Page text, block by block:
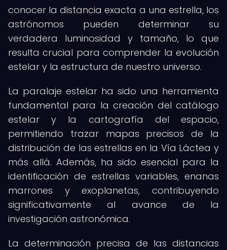
conocer la distancia exacta a una estrella, los
astrónomos pueden determinar su
verdadera luminosidad y tamaño, lo que
resulta crucial para comprender la evolución
estelar y la estructura de nuestro universo.
La paralaje estelar ha sido una herramienta
fundamental para la creación del catálogo
estelar y la cartografía del espacio,
permitiendo trazar mapas precisos de la
distribución de las estrellas en la Vía Láctea y
más allá. Además, ha sido esencial para la
identificación de estrellas variables, enanas
marrones y exoplanetas, contribuyendo
significativamente al avance de la
investigación astronómica.
La determinación precisa de las distancias